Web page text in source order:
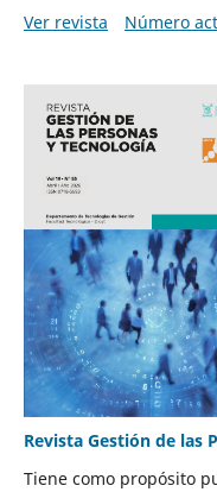
Ver revista
Número
Revista Gestión de las
Tiene como propósito